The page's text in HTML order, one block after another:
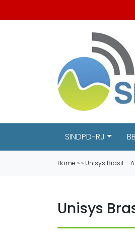
SINDPD-RJ
Home » » Unisys Brasil –
Unisys